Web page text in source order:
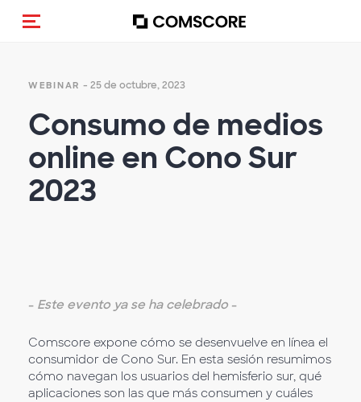
(Des)activar la navegación
WEBINAR - 25 de octubre, 2023
Consumo de medios
online en Cono Sur
2023
- Este evento ya se ha celebrado -
Comscore expone cómo se desenvuelve en línea el
consumidor de Cono Sur. En esta sesión resumimos
cómo navegan los usuarios del hemisferio sur, qué
aplicaciones son las que más consumen y cuáles